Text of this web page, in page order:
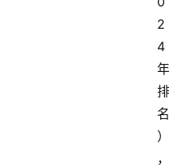
2
4
年
排
名
）
，